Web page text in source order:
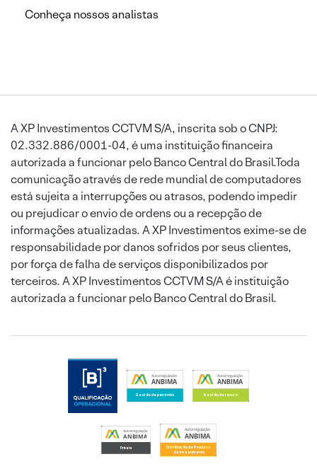
Conheça nossos analistas
A XP Investimentos CCTVM S/A, inscrita sob o CNPJ:
02.332.886/0001-04, é uma instituição financeira
autorizada a funcionar pelo Banco Central do Brasil.Toda
comunicação através de rede mundial de computadores
está sujeita a interrupções ou atrasos, podendo impedir
ou prejudicar o envio de ordens ou a recepção de
informações atualizadas. A XP Investimentos exime-se de
responsabilidade por danos sofridos por seus clientes,
por força de falha de serviços disponibilizados por
terceiros. A XP Investimentos CCTVM S/A é instituição
autorizada a funcionar pelo Banco Central do Brasil.